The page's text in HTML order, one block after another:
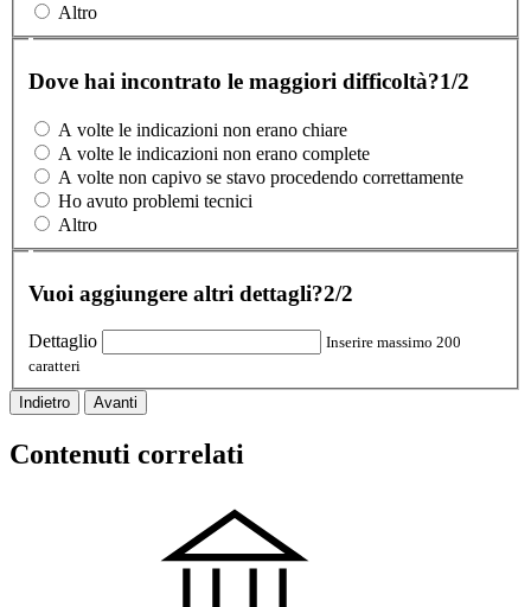
Altro
Dove hai incontrato le maggiori difficoltà?1/2
A volte le indicazioni non erano chiare
A volte le indicazioni non erano complete
A volte non capivo se stavo procedendo correttamente
Ho avuto problemi tecnici
Altro
Vuoi aggiungere altri dettagli?2/2
Dettaglio
Inserire massimo 200
caratteri
Indietro Avanti
Contenuti correlati